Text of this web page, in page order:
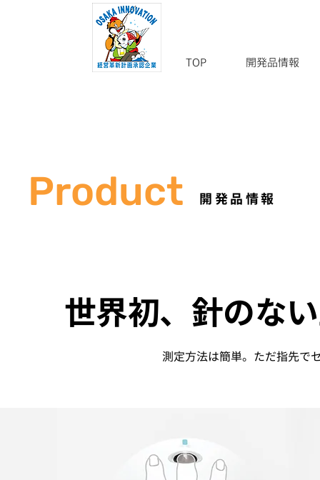
TOP 開発品情報
Product 開発品情報
世界初、針のな
測定方法は簡単。ただ指先で